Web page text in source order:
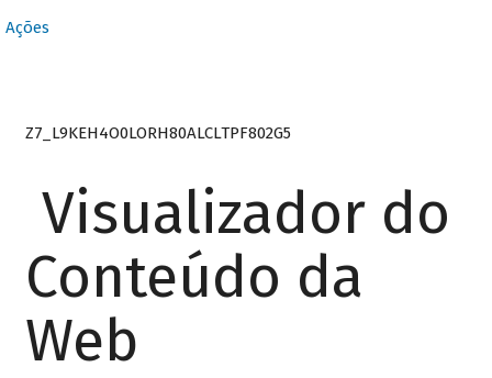
Ações
Z7_L9KEH4O0LORH80ALCLTPF802G5
Visualizador do
Conteúdo da
Web